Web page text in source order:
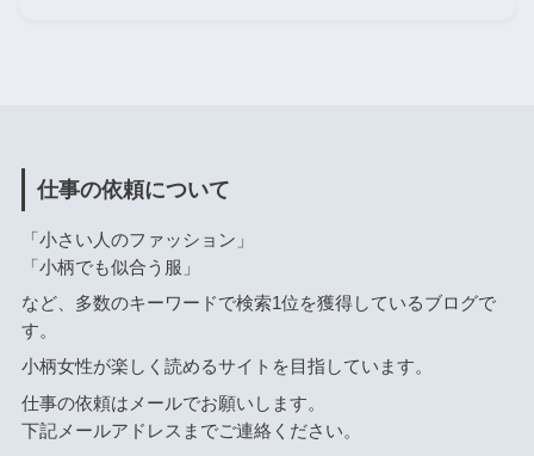
仕事の依頼について
「小さい人のファッション」
「小柄でも似合う服」
など、多数のキーワードで検索1位を獲得しているブログで
す。
小柄女性が楽しく読めるサイトを目指しています。
仕事の依頼はメールでお願いします。
下記メールアドレスまでご連絡ください。